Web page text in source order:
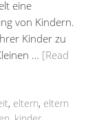
eine
von Kindern.
Kinder zu
… [Read
, eltern, eltern